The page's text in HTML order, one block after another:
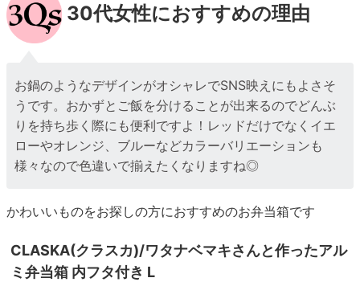
30代女性におすすめの理由
お鍋のようなデザインがオシャレでSNS映えにもよさそ
うです。おかずとご飯を分けることが出来るのでどんぶ
りを持ち歩く際にも便利ですよ！レッドだけでなくイエ
ローやオレンジ、ブルーなどカラーバリエーションも
様々なので色違いで揃えたくなりますね◎
かわいいものをお探しの方におすすめのお弁当箱です
CLASKA(クラスカ)/ワタナベマキさんと作ったアル
ミ弁当箱 内フタ付き L